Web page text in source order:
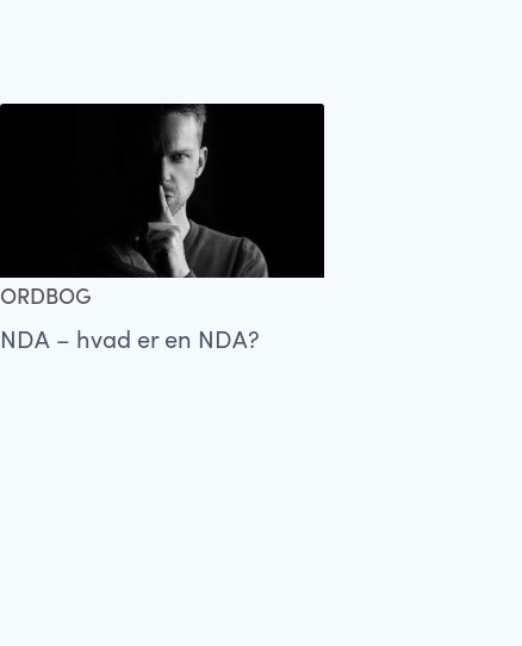
ORDBOG
NDA – hvad er en NDA?